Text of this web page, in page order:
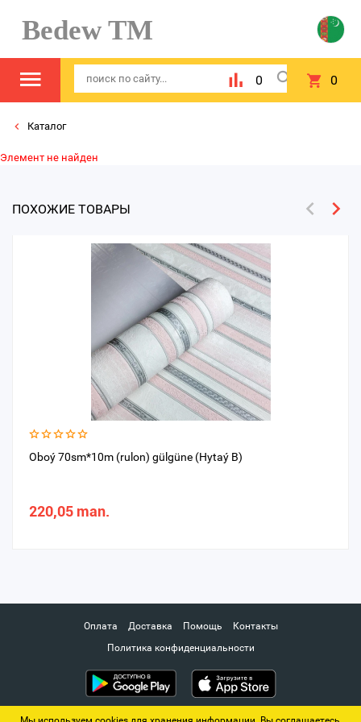
Bedew TM
0 0
Каталог
Элемент не найден
ПОХОЖИЕ ТОВАРЫ
Oboý 70sm*10m (rulon) gülgüne (Hytaý B)
220,05 man.
Оплата Доставка Помощь
Контакты
Политика конфиденциальности